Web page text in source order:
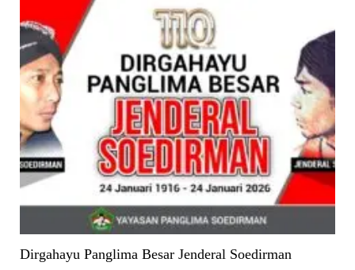
Dirgahayu Panglima Besar Jenderal Soedirman